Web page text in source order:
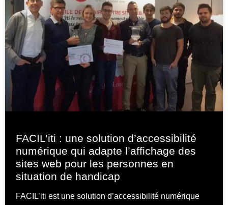
FACIL’iti : une solution d’accessibilité
numérique qui adapte l’affichage des
sites web pour les personnes en
situation de handicap
FACIL’iti est une solution d’accessibilité numérique